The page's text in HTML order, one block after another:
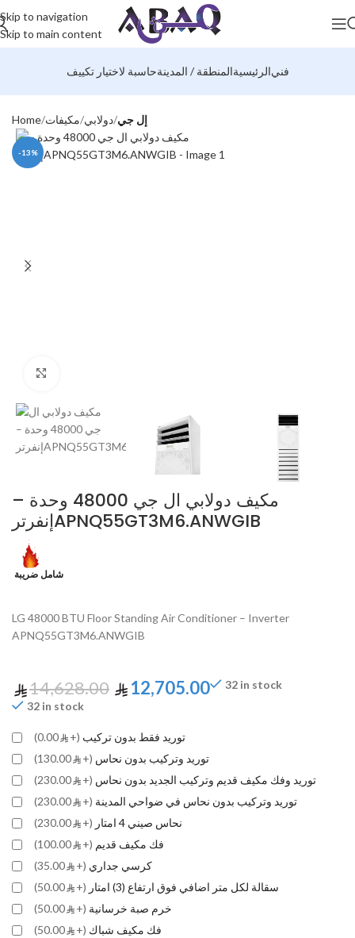
Skip to navigation
Skip to main content
حاسبة لاختيار تكييفالمنطقة / المدينةالرئيسيةفني
Home مكيفات دولابي إل جي
-13%
مكيف دولابي ال جي 48000 وحدة –
إنفرترAPNQ55GT3M6.ANWGIB
LG 48000 BTU Floor Standing Air Conditioner – Inverter
APNQ55GT3M6.ANWGIB
14,628.00 12,705.00
32 in stock
32 in stock
توريد فقط بدون تركيب (+
0.00)
توريد وتركيب بدون نحاس (+
130.00)
توريد وفك مكيف قديم وتركيب الجديد بدون نحاس (+
230.00)
توريد وتركيب بدون نحاس في ضواحي المدينة (+
230.00)
نحاس صيني 4 امتار
(+
230.00)
فك مكيف قديم (+
100.00)
كرسي جداري (+
35.00)
سقالة لكل متر اضافي فوق ارتفاع (3) امتار
(+
50.00)
خرم صبة خرسانية (+
50.00)
فك مكيف شباك (+
50.00)